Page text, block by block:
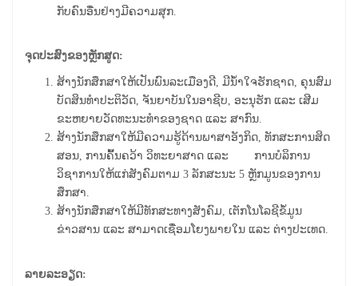
ກັບຄົນອື່ນຢ່າງມີຄວາມສຸກ.
ຈຸດປະສົງຂອງຫຼັກສູດ:
ສ້າງນັກສຶກສາໃຫ້ເປັນພົນລະເມືອງດີ, ມີນໍ້າໃຈຮັກຊາດ, ຄຸນສົມ
ບັດສິນທຳປະຕິວັດ, ຈັນຍາບັນໃນອາຊີບ, ອະນຸຮັກ ແລະ ເສີມ
ຂະຫຍາຍວັດທະນະທໍາຂອງຊາດ ແລະ ສາກົນ.
ສ້າງນັກສຶກສາໃຫ້ມີຄວາມຮູ້ດ້ານພາ​ສາ​ອັງກິດ, ທັກສະການສິດ
ສອນ​, ການຄົ້້ນຄວ້າ ວິ​ທະ​ຍາ​ສາດ ແລະ ​ການ​ບໍ​ລິ​ການ ​
ວິຊາ​ການ​ໃຫ້​ແກ່​ສັງ​ຄົມຕາມ​ 3 ​ລັກ​ສະ​ນະ​ 5 ຫຼັກ​ມູນ​ຂອງ​ການ​
ສຶກ​ສາ.
ສ້າງນັກສຶກສາໃຫ້ມີທັກສະທາງສັງຄົມ, ເຕັກໂນໂລຊີຂໍ້ມູນ
ຂ່າວສານ ແລະ ສາມາດເຊື່ອມໂຍງພາຍໃນ ແລະ ຕ່າງປະເທດ.
ລາຍລະອຽດ: